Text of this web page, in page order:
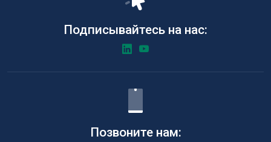
Подписывайтесь на нас:
Позвоните нам: